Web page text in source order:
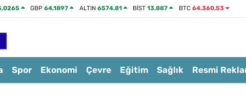
GBP64,1897 ALTIN 6574.81 BİST13.887 BTC 64.360,53
Spor Ekonomi Çevre Eğitim Sağlık Resmi